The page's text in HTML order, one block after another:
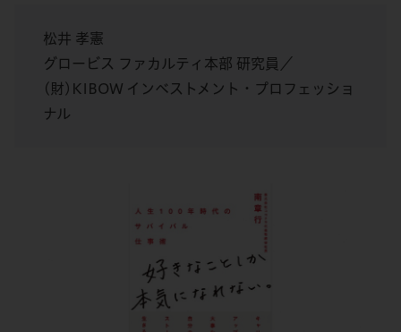
松井 孝憲
グロービス ファカルティ本部 研究員／
(財)KIBOW インベストメント・プロフェッショ
ナル